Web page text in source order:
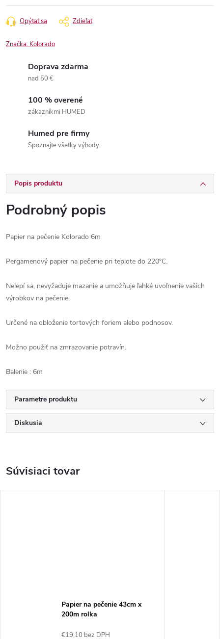
Opýtať sa Zdieľať
Značka: Kolorado
Doprava zdarma
nad 50 €
100 % overené
zákazníkmi HUMED
Humed pre firmy
Spoznajte všetky výhody.
Popis produktu
Podrobný popis
Papier na pečenie Kolorado 6m
Pergamenový papier na pečenie pri teplote do 220ºC.
Nelepí sa, nevyžaduje mazanie a umožňuje ľahké uvoľnenie vašich
výrobkov na pečenie.
Určené na obloženie tortových foriem alebo podnosov.
Možno použiť na zmrazovanie potravín.
Balenie : 6m
Parametre produktu
Diskusia
Súvisiaci tovar
Papier na pečenie 43cm x
200m rolka
€19,10 bez DPH